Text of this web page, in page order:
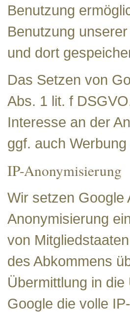
Benutzung
Benutzung
und dort
Das Setzen von
Abs. 1 lit. f
Interesse an der
ggf. auch
IP-Anonymisierung
Wir setzen Google
Anonymisierung
von
des Abkommens
Übermittlung in
Google die volle